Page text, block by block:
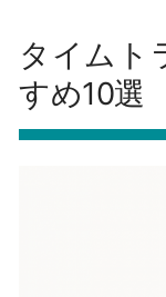
タイムト
すめ10選